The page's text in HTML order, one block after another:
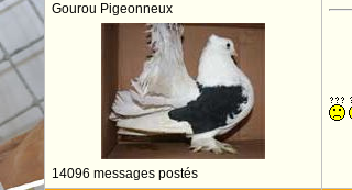
Gourou Pigeonneux
14096 messages postés